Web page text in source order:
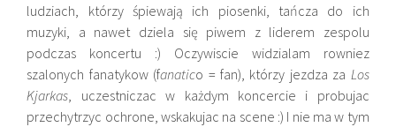
ludziach, którzy śpiewają ich piosenki, tańcza do ich
muzyki, a nawet dziela się piwem z liderem zespolu
podczas koncertu :) Oczywiscie widzialam rowniez
szalonych fanatykow (fanatico = fan), którzy jezdza za Los
Kjarkas , uczestniczac w każdym koncercie i probujac
przechytrzyc ochrone, wskakujac na scene :) I nie ma w tym